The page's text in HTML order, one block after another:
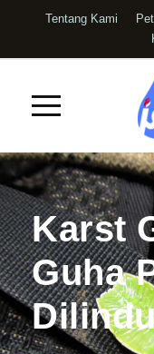
Tentang Kami
Karst
Guha